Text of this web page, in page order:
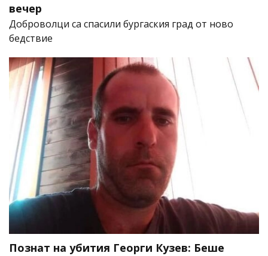
вечер
Доброволци са спасили бургаския град от ново
бедствие
Познат на убития Георги Кузев: Беше